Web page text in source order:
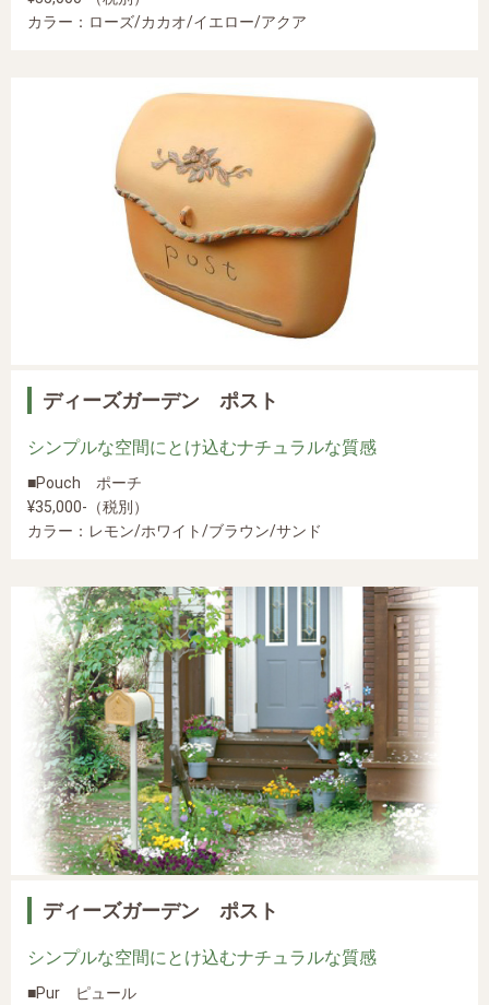
カラー：ローズ/カカオ/イエロー/アクア
ディーズガーデン ポスト
シンプルな空間にとけ込むナチュラルな質感
■Pouch ポーチ
¥35,000-（税別）
カラー：レモン/ホワイト/ブラウン/サンド
ディーズガーデン ポスト
シンプルな空間にとけ込むナチュラルな質感
■Pur ピュール